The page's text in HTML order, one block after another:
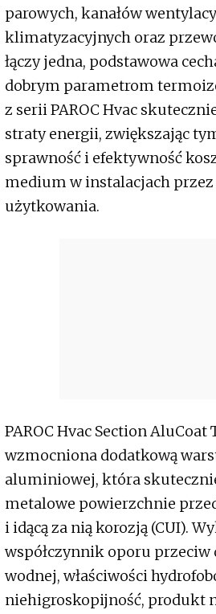
parowych, kanałów
klimatyzacyjnych oraz
łączy jedna, podstawowa
dobrym parametrom
z serii PAROC Hvac
straty energii, zwiększając
sprawność i efektywność
medium w instalacjach przez
użytkowania.
PAROC Hvac Section
wzmocniona dodatkową
aluminiowej, która
metalowe powierzchnie
i idącą za nią korozją (CUI).
współczynnik oporu
wodnej, właściwości
niehigroskopijność, produkt